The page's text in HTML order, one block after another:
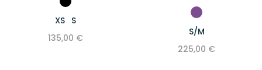
XS S
135,00 €
S/M
225,00 €